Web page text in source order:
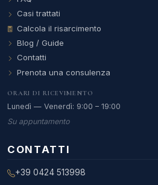
Casi trattati
Calcola il risarcimento
Blog / Guide
Contatti
Prenota una consulenza
ORARI DI RICEVIMENTO
Lunedì — Venerdì: 9:00 – 19:00
Su appuntamento
CONTATTI
+39 0424 513998